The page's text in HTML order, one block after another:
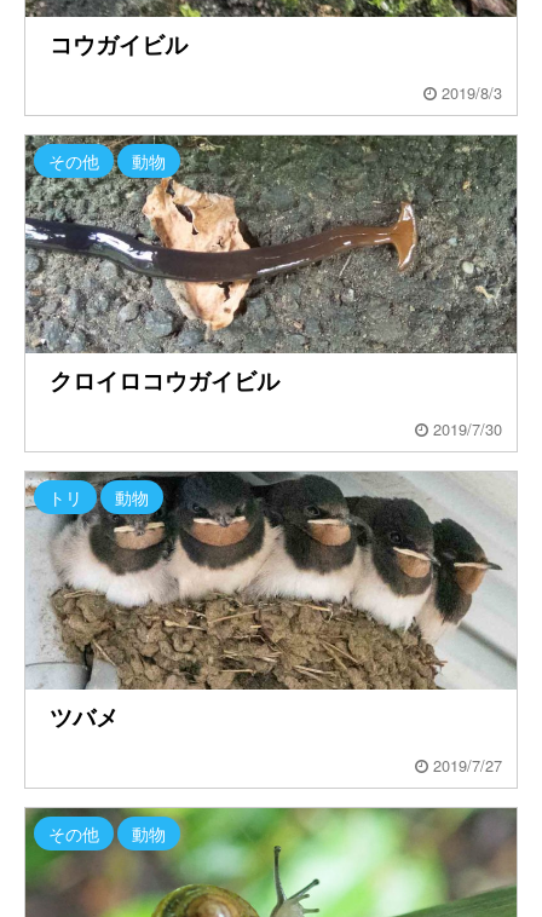
コウガイビル
2019/8/3
その他 動物
クロイロコウガイビル
2019/7/30
トリ 動物
ツバメ
2019/7/27
その他 動物